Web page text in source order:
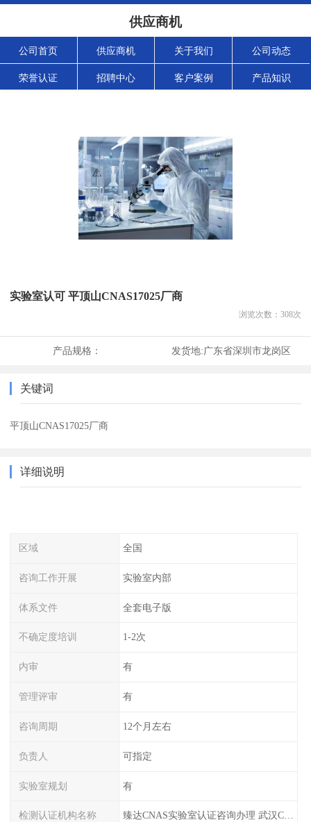
供应商机
公司首页 供应商机 关于我们 公司动态
荣誉认证 招聘中心 客户案例 产品知识
实验室认可 平顶山CNAS17025厂商
浏览次数： 308次
产品规格： 发货地:广东省深圳市龙岗区
关键词
平顶山CNAS17025厂商
详细说明
区域 全国
咨询工作开展 实验室内部
体系文件 全套电子版
不确定度培训 1-2次
内审 有
管理评审 有
咨询周期 12个月左右
负责人 可指定
实验室规划 有
检测认证机构名称 臻达CNAS实验室认证咨询办理 武汉CNAS实验室认可办理